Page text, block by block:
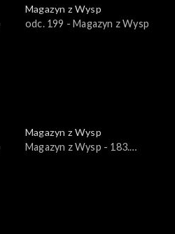
Magazyn z Wysp
odc. 199 - Magazyn z Wysp
Magazyn z Wysp
Magazyn z Wysp - 183.